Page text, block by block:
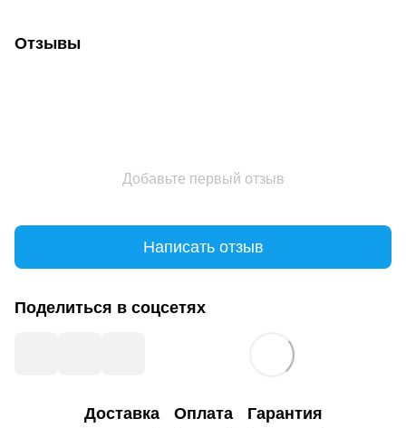
Отзывы
Добавьте первый отзыв
Написать отзыв
Поделиться в соцсетях
Доставка Оплата Гарантия